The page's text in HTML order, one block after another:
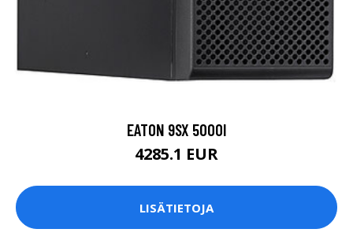
EATON 9SX 5000I
4285.1 EUR
LISÄTIETOJA